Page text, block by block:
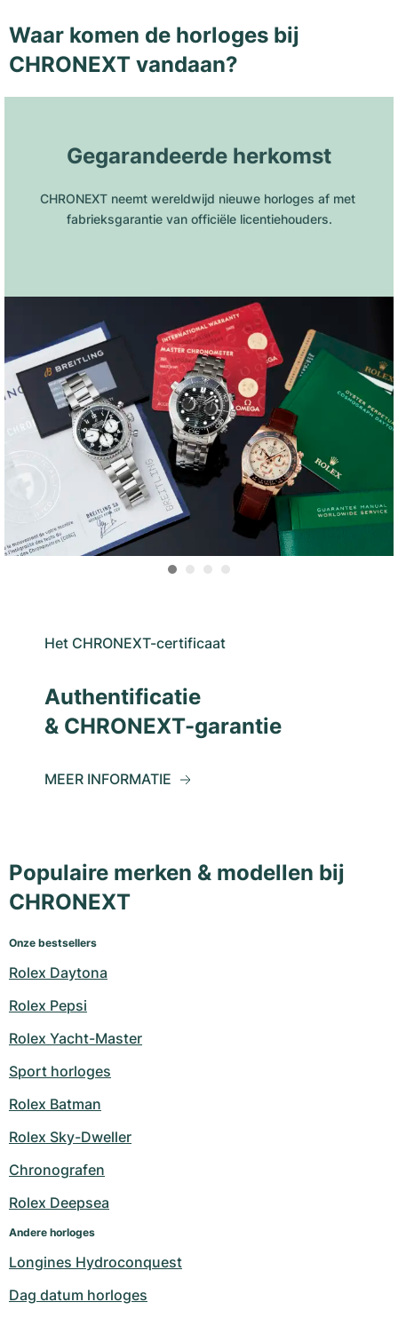
Waar komen de horloges bij
CHRONEXT vandaan?
Gegarandeerde herkomst
CHRONEXT neemt wereldwijd nieuwe horloges af met
fabrieksgarantie van officiële licentiehouders.
Het CHRONEXT-certificaat
Authentificatie
& CHRONEXT-garantie
MEER INFORMATIE
Populaire merken & modellen bij
CHRONEXT
Onze bestsellers
Rolex Daytona
Rolex Pepsi
Rolex Yacht-Master
Sport horloges
Rolex Batman
Rolex Sky-Dweller
Chronografen
Rolex Deepsea
Andere horloges
Longines Hydroconquest
Dag datum horloges